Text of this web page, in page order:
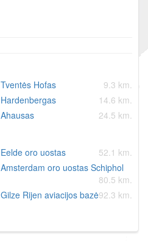
Tventės Hofas
9.3 km.
Hardenbergas
14.6 km.
Ahausas 24.5 km.
Eelde oro uostas
52.1 km.
Amsterdam oro uostas Schiphol
80.5 km.
Gilze Rijen aviacijos bazė92.3 km.